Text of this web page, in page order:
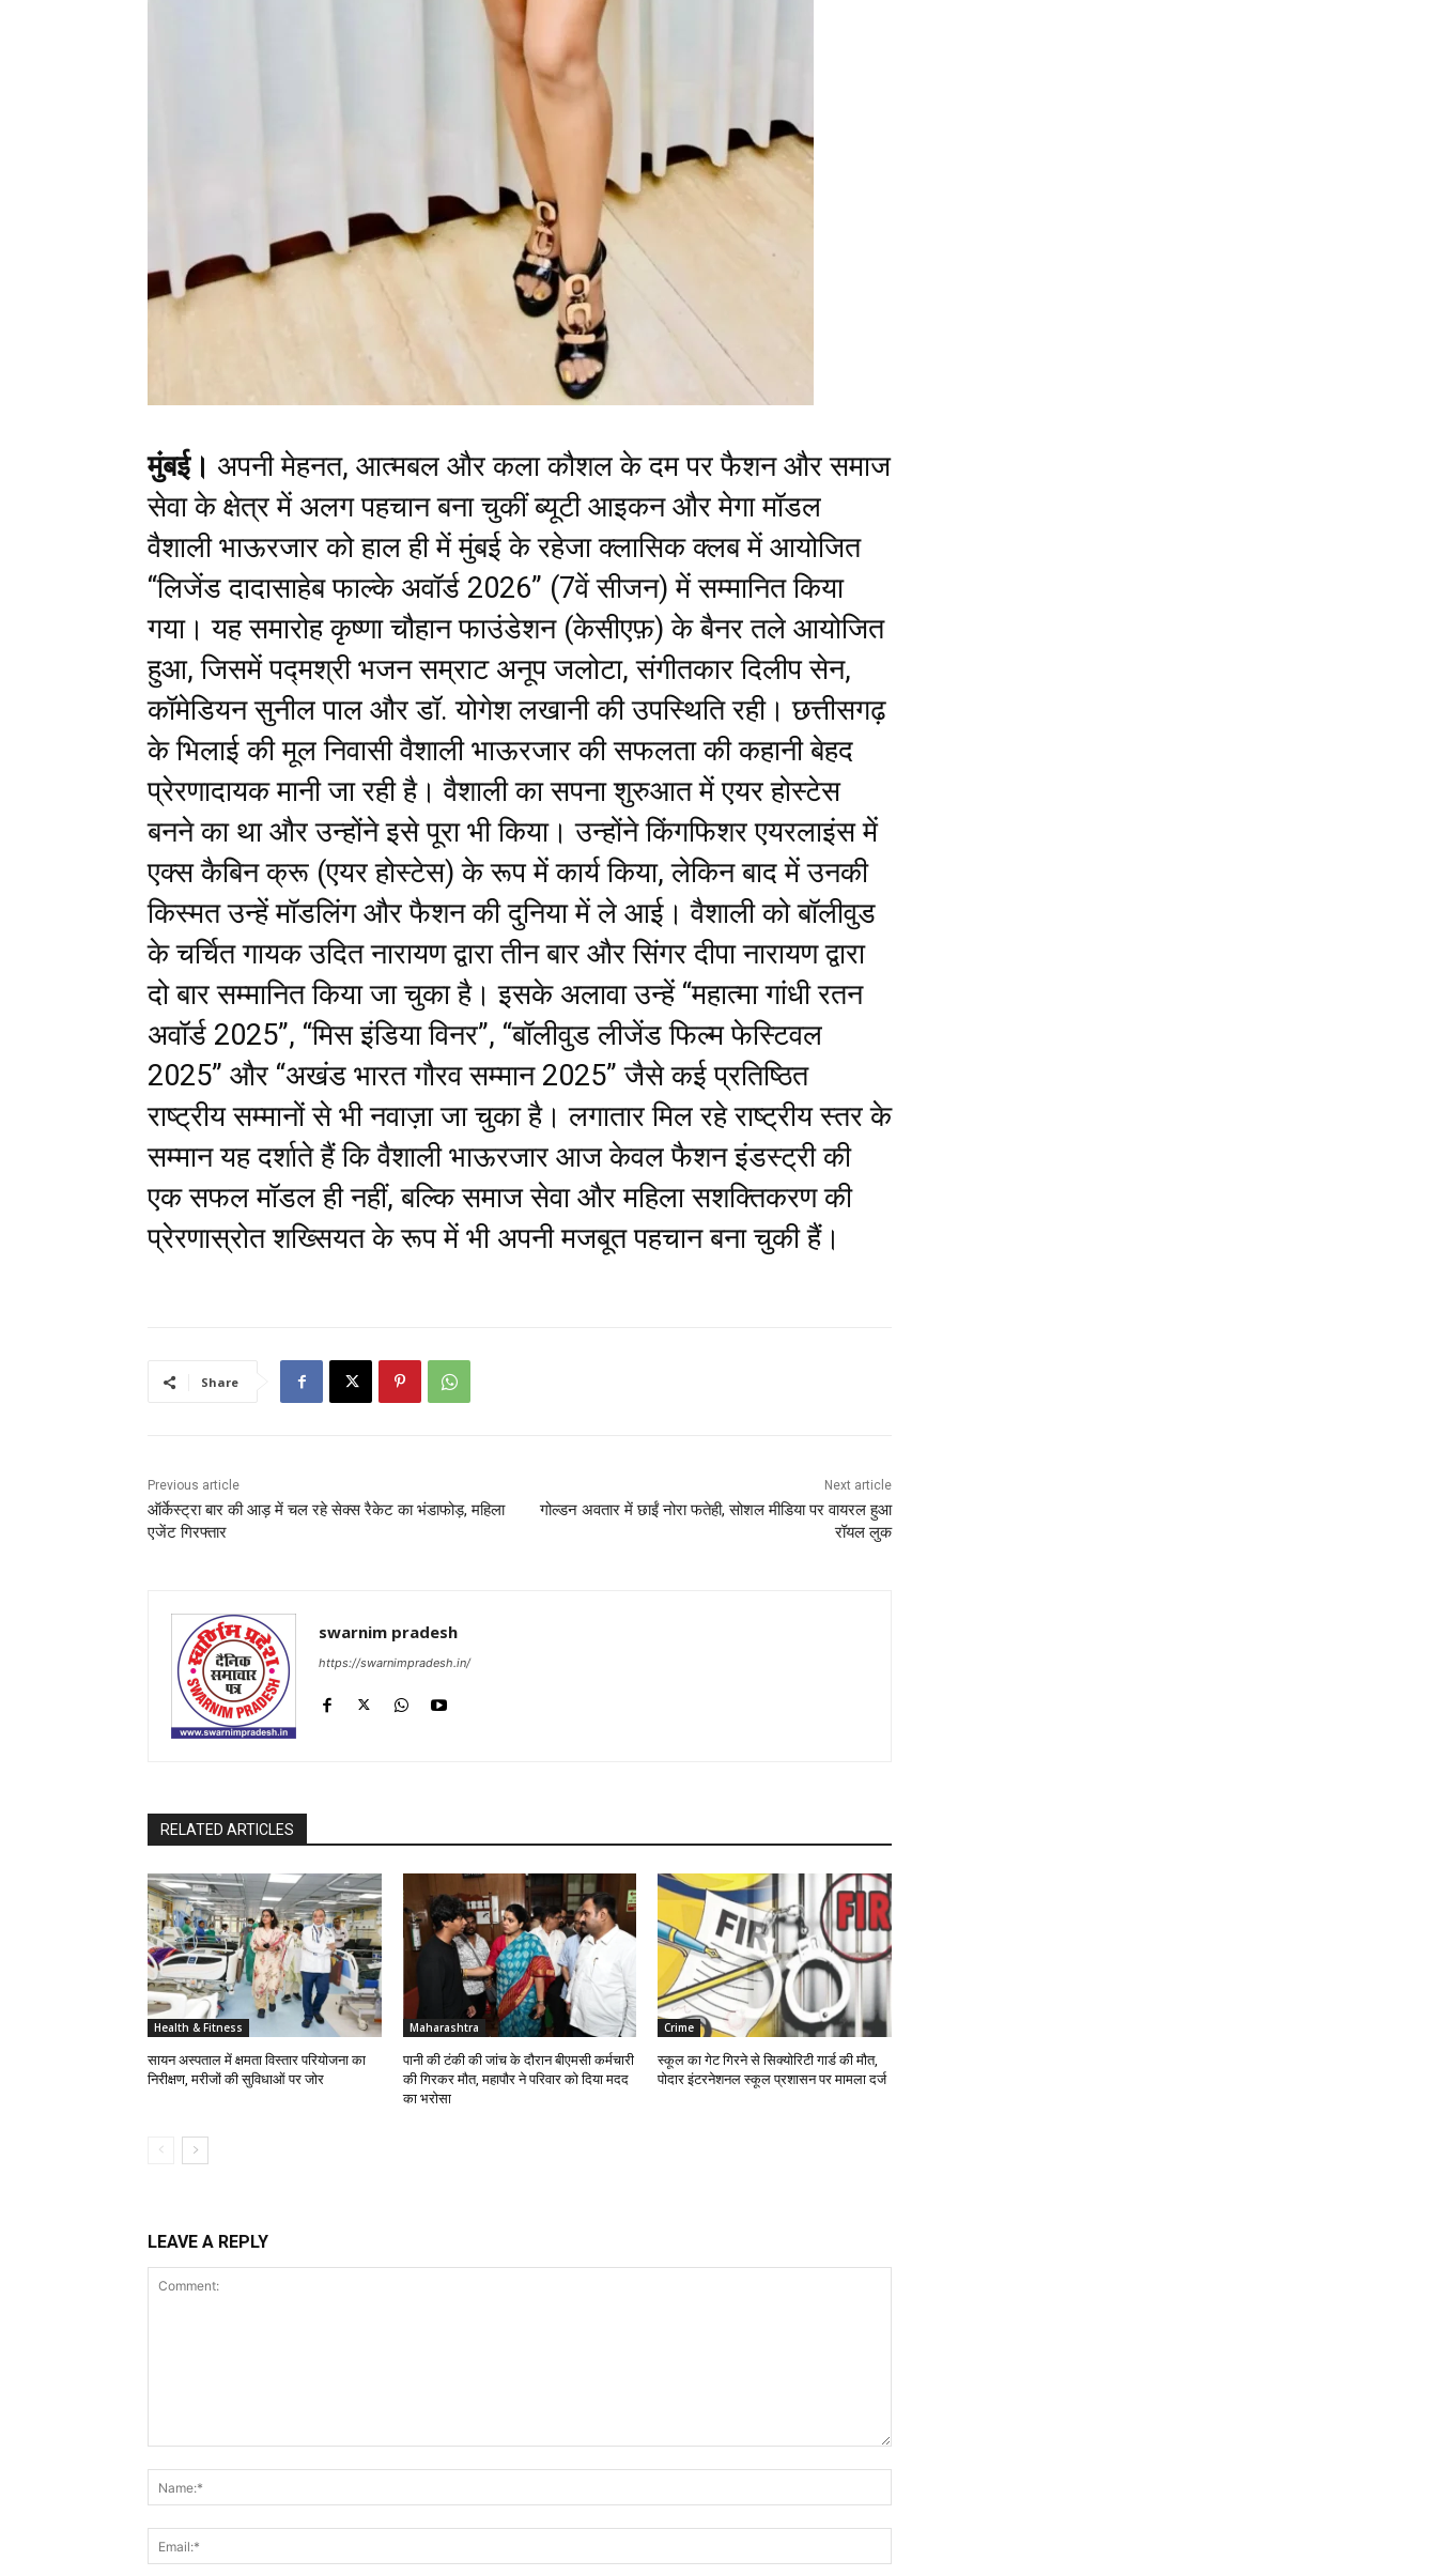
मुंबई। अपनी मेहनत, आत्मबल और कला कौशल के दम पर फैशन और समाज
सेवा के क्षेत्र में अलग पहचान बना चुकीं ब्यूटी आइकन और मेगा मॉडल
वैशाली भाऊरजार को हाल ही में मुंबई के रहेजा क्लासिक क्लब में आयोजित
“लिजेंड दादासाहेब फाल्के अवॉर्ड 2026” (7वें सीजन) में सम्मानित किया
गया। यह समारोह कृष्णा चौहान फाउंडेशन (केसीएफ़) के बैनर तले आयोजित
हुआ, जिसमें पद्मश्री भजन सम्राट अनूप जलोटा, संगीतकार दिलीप सेन,
कॉमेडियन सुनील पाल और डॉ. योगेश लखानी की उपस्थिति रही। छत्तीसगढ़
के भिलाई की मूल निवासी वैशाली भाऊरजार की सफलता की कहानी बेहद
प्रेरणादायक मानी जा रही है। वैशाली का सपना शुरुआत में एयर होस्टेस
बनने का था और उन्होंने इसे पूरा भी किया। उन्होंने किंगफिशर एयरलाइंस में
एक्स कैबिन क्रू (एयर होस्टेस) के रूप में कार्य किया, लेकिन बाद में उनकी
किस्मत उन्हें मॉडलिंग और फैशन की दुनिया में ले आई। वैशाली को बॉलीवुड
के चर्चित गायक उदित नारायण द्वारा तीन बार और सिंगर दीपा नारायण द्वारा
दो बार सम्मानित किया जा चुका है। इसके अलावा उन्हें “महात्मा गांधी रतन
अवॉर्ड 2025”, “मिस इंडिया विनर”, “बॉलीवुड लीजेंड फिल्म फेस्टिवल
2025” और “अखंड भारत गौरव सम्मान 2025” जैसे कई प्रतिष्ठित
राष्ट्रीय सम्मानों से भी नवाज़ा जा चुका है। लगातार मिल रहे राष्ट्रीय स्तर के
सम्मान यह दर्शाते हैं कि वैशाली भाऊरजार आज केवल फैशन इंडस्ट्री की
एक सफल मॉडल ही नहीं, बल्कि समाज सेवा और महिला सशक्तिकरण की
प्रेरणास्रोत शख्सियत के रूप में भी अपनी मजबूत पहचान बना चुकी हैं।
Share
Previous article
ऑर्केस्ट्रा बार की आड़ में चल रहे सेक्स रैकेट का भंडाफोड़, महिला
एजेंट गिरफ्तार
Next article
गोल्डन अवतार में छाईं नोरा फतेही, सोशल मीडिया पर वायरल हुआ
रॉयल लुक
swarnim pradesh
https://swarnimpradesh.in/
RELATED ARTICLES
Health & Fitness
सायन अस्पताल में क्षमता विस्तार परियोजना का
निरीक्षण, मरीजों की सुविधाओं पर जोर
Maharashtra
पानी की टंकी की जांच के दौरान बीएमसी कर्मचारी
की गिरकर मौत, महापौर ने परिवार को दिया मदद
का भरोसा
Crime
स्कूल का गेट गिरने से सिक्योरिटी गार्ड की मौत,
पोदार इंटरनेशनल स्कूल प्रशासन पर मामला दर्ज
LEAVE A REPLY